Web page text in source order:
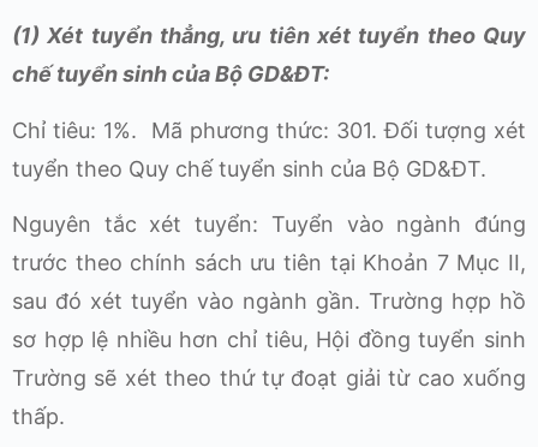
(1) Xét tuyển thẳng, ưu tiên xét tuyển theo Quy
chế tuyển sinh của Bộ GD&ĐT:
Chỉ tiêu: 1%. Mã phương thức: 301. Đối tượng xét
tuyển theo Quy chế tuyển sinh của Bộ GD&ĐT.
Nguyên tắc xét tuyển: Tuyển vào ngành đúng
trước theo chính sách ưu tiên tại Khoản 7 Mục II,
sau đó xét tuyển vào ngành gần. Trường hợp hồ
sơ hợp lệ nhiều hơn chỉ tiêu, Hội đồng tuyển sinh
Trường sẽ xét theo thứ tự đoạt giải từ cao xuống
thấp.